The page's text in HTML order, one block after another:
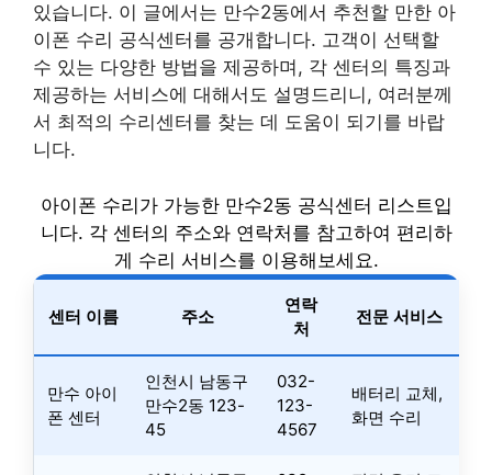
있습니다. 이 글에서는 만수2동에서 추천할 만한 아
이폰 수리 공식센터를 공개합니다. 고객이 선택할
수 있는 다양한 방법을 제공하며, 각 센터의 특징과
제공하는 서비스에 대해서도 설명드리니, 여러분께
서 최적의 수리센터를 찾는 데 도움이 되기를 바랍
니다.
아이폰 수리가 가능한 만수2동 공식센터 리스트입
니다. 각 센터의 주소와 연락처를 참고하여 편리하
게 수리 서비스를 이용해보세요.
센터 이름 주소
연락
처
전문 서비스
만수 아이
폰 센터
인천시 남동구
만수2동 123-
45
032-
123-
4567
배터리 교체,
화면 수리